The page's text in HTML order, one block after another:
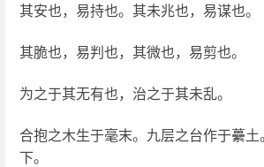
其安也，易持也。其未兆也，易谋也。
其脆也，易判也，其微也，易剪也。
为之于其无有也，治之于其未乱。
合抱之木生于毫末。九层之台作于虆土
下。